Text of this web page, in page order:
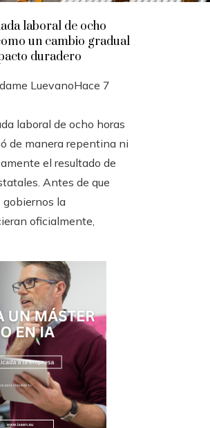
laboral de ocho
un cambio gradual
duradero
LuevanoHace 7
laboral de ocho horas
de manera repentina ni
el resultado de
Antes de que
gobiernos la
oficialmente,